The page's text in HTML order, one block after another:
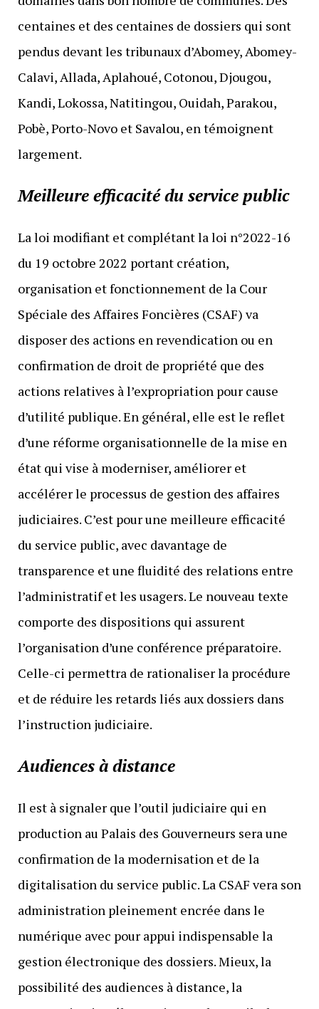
centaines et des centaines de dossiers qui sont
pendus devant les tribunaux d’Abomey, Abomey-
Calavi, Allada, Aplahoué, Cotonou, Djougou,
Kandi, Lokossa, Natitingou, Ouidah, Parakou,
Pobè, Porto-Novo et Savalou, en témoignent
largement.
Meilleure efficacité du service public
La loi modifiant et complétant la loi n°2022-16
du 19 octobre 2022 portant création,
organisation et fonctionnement de la Cour
Spéciale des Affaires Foncières (CSAF) va
disposer des actions en revendication ou en
confirmation de droit de propriété que des
actions relatives à l’expropriation pour cause
d’utilité publique. En général, elle est le reflet
d’une réforme organisationnelle de la mise en
état qui vise à moderniser, améliorer et
accélérer le processus de gestion des affaires
judiciaires. C’est pour une meilleure efficacité
du service public, avec davantage de
transparence et une fluidité des relations entre
l’administratif et les usagers. Le nouveau texte
comporte des dispositions qui assurent
l’organisation d’une conférence préparatoire.
Celle-ci permettra de rationaliser la procédure
et de réduire les retards liés aux dossiers dans
l’instruction judiciaire.
Audiences à distance
Il est à signaler que l’outil judiciaire qui en
production au Palais des Gouverneurs sera une
confirmation de la modernisation et de la
digitalisation du service public. La CSAF vera son
administration pleinement encrée dans le
numérique avec pour appui indispensable la
gestion électronique des dossiers. Mieux, la
possibilité des audiences à distance, la